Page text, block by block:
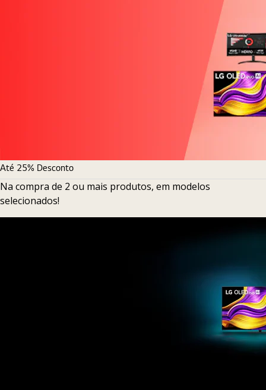
Até 25% Desconto
Na compra de 2 ou mais produtos, em modelos
selecionados!